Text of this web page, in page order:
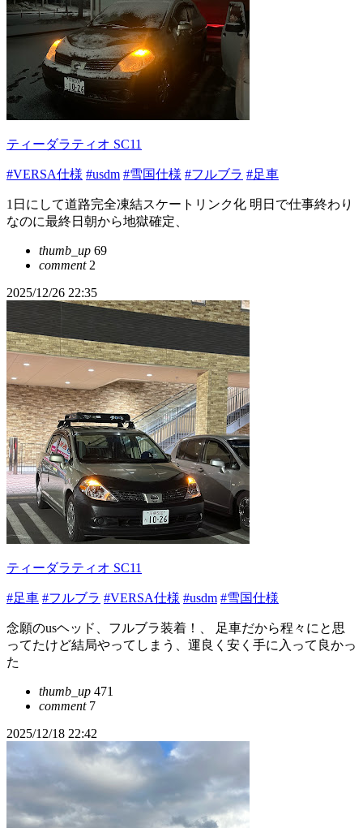
ティーダラティオ SC11
#VERSA仕様 #usdm #雪国仕様 #フルブラ #足車
1日にして道路完全凍結スケートリンク化 明日で仕事終わり
なのに最終日朝から地獄確定、
thumb_up 69
comment2
2025/12/26 22:35
ティーダラティオ SC11
#足車 #フルブラ #VERSA仕様 #usdm #雪国仕様
念願のusヘッド、フルブラ装着！、 足車だから程々にと思
ってたけど結局やってしまう、運良く安く手に入って良かっ
た
thumb_up 471
comment7
2025/12/18 22:42